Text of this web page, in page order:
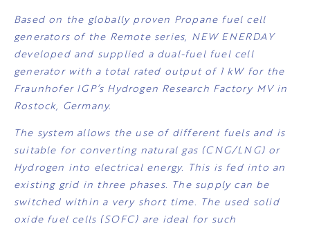
Based on the globally proven Propane fuel cell
generators of the Remote series, NEW ENERDAY
developed and supplied a dual-fuel fuel cell
generator with a total rated output of 1 kW for the
Fraunhofer IGP’s Hydrogen Research Factory MV in
Rostock, Germany.
The system allows the use of different fuels and is
suitable for converting natural gas (CNG/LNG) or
Hydrogen into electrical energy. This is fed into an
existing grid in three phases. The supply can be
switched within a very short time. The used solid
oxide fuel cells (SOFC) are ideal for such